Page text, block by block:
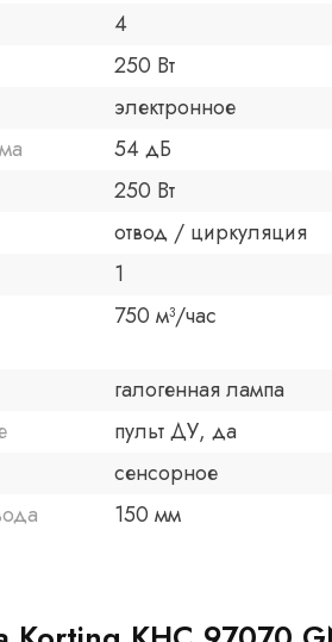
4
250 Вт
электронное
54 дБ
250 Вт
отвод / циркуляция
1
750 м³/час
галогенная лампа
пульт ДУ, да
сенсорное
150 мм